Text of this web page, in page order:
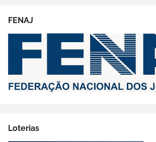
FENAJ
Loterias